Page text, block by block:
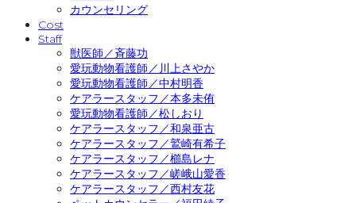
カウンセリング
Cost
Staff
獣医師／斉藤功
愛玩動物看護師／川上さやか
愛玩動物看護師／中村明香
ケアラースタッフ／本多未侑
愛玩動物看護師／松しおり
ケアラースタッフ／和泉亜古
ケアラースタッフ／鷲崎有希子
ケアラースタッフ／櫛島レナ
ケアラースタッフ／嵯峨山愛香
ケアラースタッフ／西村友花